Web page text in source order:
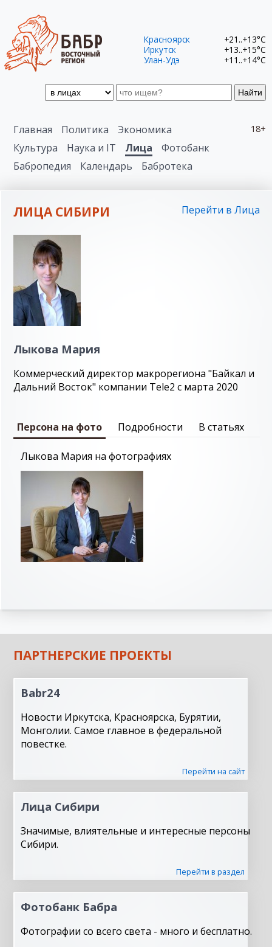
Найти
Красноярск
+21..+13°C
Иркутск
+13..+15°C
Улан-Удэ
+11..+14°C
18+
Главная Политика
Экономика
Культура
Наука и IT Лица
Фотобанк
Бабропедия
Календарь Бабротека
ЛИЦА СИБИРИ Перейти в Лица
Лыкова Мария
Коммерческий директор макрорегиона "Байкал и
Дальний Восток" компании Tele2 с марта 2020
Персона на фото Подробности В статьях
Лыкова Мария на фотографиях
ПАРТНЕРСКИЕ ПРОЕКТЫ
Babr24
Новости Иркутска, Красноярска, Бурятии,
Монголии. Самое главное в федеральной
повестке.
Перейти на сайт
Лица Сибири
Значимые, влиятельные и интересные персоны
Сибири.
Перейти в раздел
Фотобанк Бабра
Фотографии со всего света - много и бесплатно.